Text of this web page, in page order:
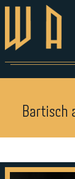
Bartisch